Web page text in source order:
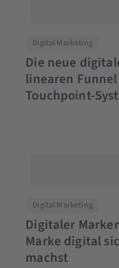
Digital Marketing
Die neue
linearen
Touchpoint-
Digital Marketing
Digitaler
Marke digital
machst